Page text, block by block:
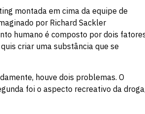
montada em cima da equipe de
por Richard Sackler
humano é composto por dois
criar uma substância que se
houve dois problemas. O
foi o aspecto recreativo da